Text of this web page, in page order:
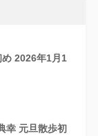
め 2026年1月1
幸 元旦散歩初